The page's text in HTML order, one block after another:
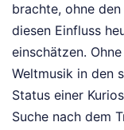
brachte, ohne
diesen Einfluss
einschätzen.
Weltmusik in den
Status einer
Suche nach dem